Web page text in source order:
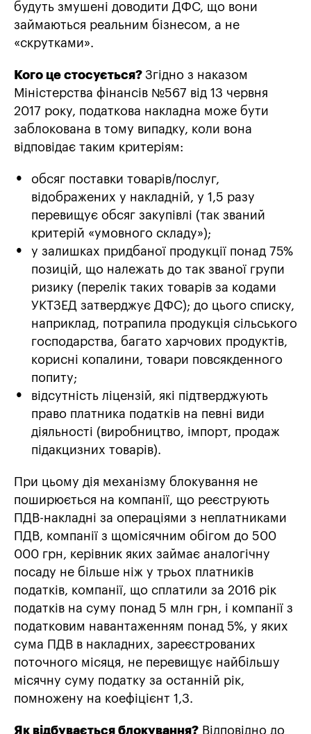
будуть змушені доводити ДФС, що вони
займаються реальним бізнесом, а не
«скрутками».
Кого це стосується? Згідно з наказом
Міністерства фінансів №567 від 13 червня
2017 року, податкова накладна може бути
заблокована в тому випадку, коли вона
відповідає таким критеріям:
обсяг поставки товарів/послуг,
відображених у накладній, у 1,5 разу
перевищує обсяг закупівлі (так званий
критерій «умовного складу»);
у залишках придбаної продукції понад 75%
позицій, що належать до так званої групи
ризику (перелік таких товарів за кодами
УКТЗЕД затверджує ДФС); до цього списку,
наприклад, потрапила продукція сільського
господарства, багато харчових продуктів,
корисні копалини, товари повсякденного
попиту;
відсутність ліцензій, які підтверджують
право платника податків на певні види
діяльності (виробництво, імпорт, продаж
підакцизних товарів).
При цьому дія механізму блокування не
поширюється на компанії, що реєструють
ПДВ-накладні за операціями з неплатниками
ПДВ, компанії з щомісячним обігом до 500
000 грн, керівник яких займає аналогічну
посаду не більше ніж у трьох платників
податків, компанії, що сплатили за 2016 рік
податків на суму понад 5 млн грн, і компанії з
податковим навантаженням понад 5%, у яких
сума ПДВ в накладних, зареєстрованих
поточного місяця, не перевищує найбільшу
місячну суму податку за останній рік,
помножену на коефіцієнт 1,3.
Як відбувається блокування? Відповідно до